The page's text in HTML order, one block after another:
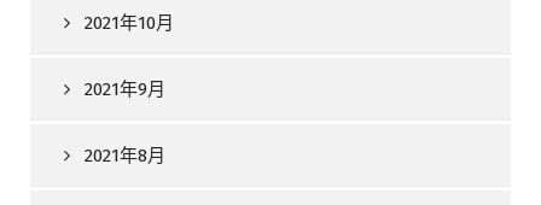
2021年10月
2021年9月
2021年8月